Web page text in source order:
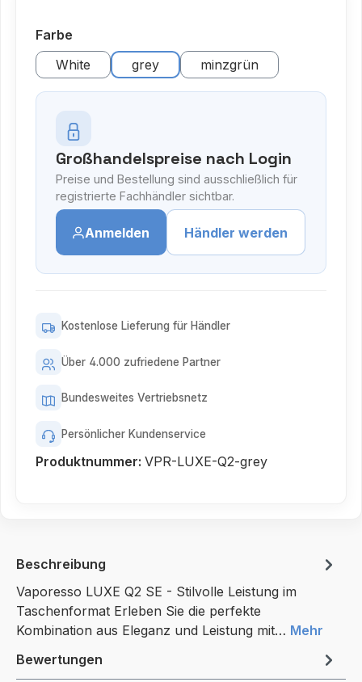
Farbeauswählen
White
grey minzgrün
Großhandelspreise nach Login
Preise und Bestellung sind ausschließlich für
registrierte Fachhändler sichtbar.
Anmelden Händler werden
Kostenlose Lieferung für Händler
Über 4.000 zufriedene Partner
Bundesweites Vertriebsnetz
Persönlicher Kundenservice
Produktnummer: VPR-LUXE-Q2-grey
Beschreibung
Vaporesso LUXE Q2 SE - Stilvolle Leistung im
Taschenformat Erleben Sie die perfekte
Kombination aus Eleganz und Leistung mit… Mehr
Bewertungen